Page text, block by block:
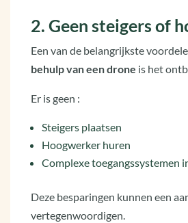
2. Geen steigers of
Een van de belangrijkste
behulp van een drone is het
Er is geen :
Steigers plaatsen
Hoogwerker huren
Complexe toegangssystemen
Deze besparingen kunnen een
vertegenwoordigen.